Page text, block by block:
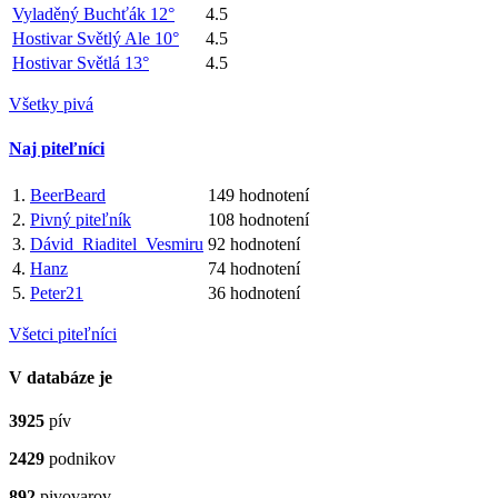
Vyladěný Buchťák 12°
4.5
Hostivar Světlý Ale 10°
4.5
Hostivar Světlá 13°
4.5
Všetky pivá
Naj piteľníci
1. BeerBeard
149 hodnotení
2. Pivný piteľník
108 hodnotení
3. Dávid_Riaditel_Vesmiru 92 hodnotení
4. Hanz
74 hodnotení
5. Peter21 36 hodnotení
Všetci piteľníci
V databáze je
3925 pív
2429 podnikov